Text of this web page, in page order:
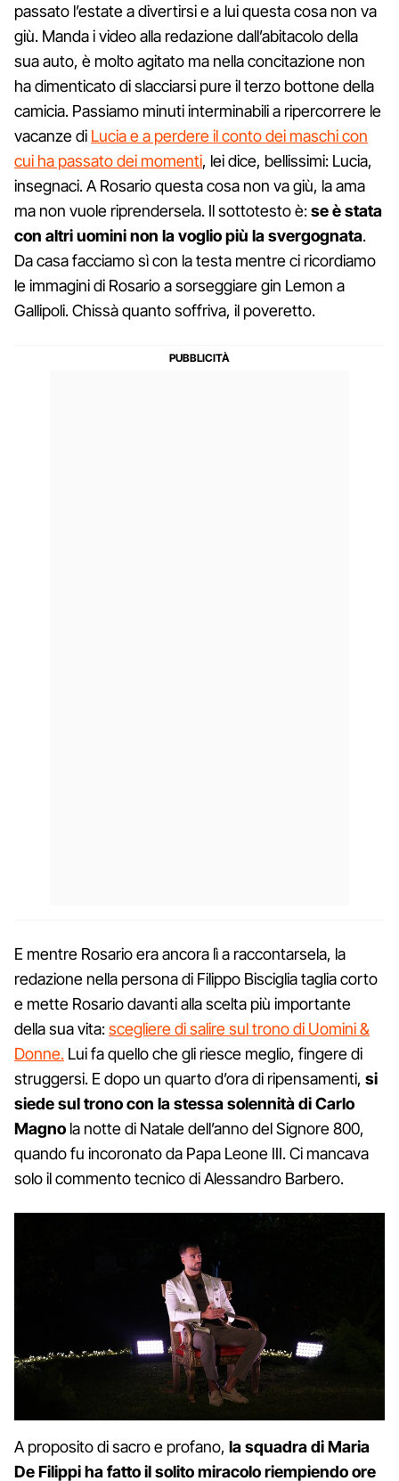
passato l’estate a divertirsi e a lui questa cosa non va
giù. Manda i video alla redazione dall’abitacolo della
sua auto, è molto agitato ma nella concitazione non
ha dimenticato di slacciarsi pure il terzo bottone della
camicia. Passiamo minuti interminabili a ripercorrere le
vacanze di Lucia e a perdere il conto dei maschi con
cui ha passato dei momenti, lei dice, bellissimi: Lucia,
insegnaci. A Rosario questa cosa non va giù, la ama
ma non vuole riprendersela. Il sottotesto è:se è stata
con altri uomini non la voglio più la svergognata.
Da casa facciamo sì con la testa mentre ci ricordiamo
le immagini di Rosario a sorseggiare gin Lemon a
Gallipoli. Chissà quanto soffriva, il poveretto.
E mentre Rosario era ancora lì a raccontarsela, la
redazione nella persona di Filippo Bisciglia taglia corto
e mette Rosario davanti alla scelta più importante
della sua vita:scegliere di salire sul trono di Uomini &
Donne. Lui fa quello che gli riesce meglio, fingere di
struggersi. E dopo un quarto d’ora di ripensamenti, si
siede sul trono con la stessa solennità di Carlo
Magno la notte di Natale dell’anno del Signore 800,
quando fu incoronato da Papa Leone III. Ci mancava
solo il commento tecnico di Alessandro Barbero.
A proposito di sacro e profano, la squadra di Maria
De Filippi ha fatto il solito miracolo riempiendo ore